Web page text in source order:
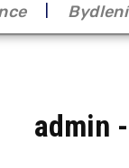
Bydlení
admin